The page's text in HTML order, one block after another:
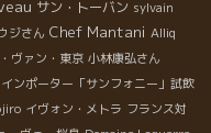
サン・トーバン sylvain
ジさん Chef Mantani Alliq
ヴァン・東京 小林康弘さん
インポーター「サンフォニー」試飲
イヴォン・メトラ フランス対